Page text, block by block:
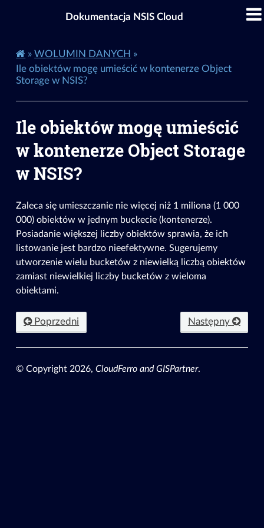
Dokumentacja NSIS Cloud
» WOLUMIN DANYCH »
Ile obiektów mogę umieścić w kontenerze Object
Storage w NSIS?
Ile obiektów mogę umieścić
w kontenerze Object Storage
w NSIS?
Zaleca się umieszczanie nie więcej niż 1 miliona (1 000
000) obiektów w jednym buckecie (kontenerze).
Posiadanie większej liczby obiektów sprawia, że ich
listowanie jest bardzo nieefektywne. Sugerujemy
utworzenie wielu bucketów z niewielką liczbą obiektów
zamiast niewielkiej liczby bucketów z wieloma
obiektami.
Poprzedni Następny
© Copyright 2026,CloudFerro and GISPartner.